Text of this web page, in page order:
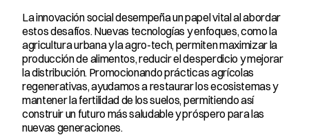
La innovación social desempeña un papel vital al abordar
estos desafíos. Nuevas tecnologías y enfoques, como la
agricultura urbana y la agro-tech, permiten maximizar la
producción de alimentos, reducir el desperdicio y mejorar
la distribución. Promocionando prácticas agrícolas
regenerativas, ayudamos a restaurar los ecosistemas y
mantener la fertilidad de los suelos, permitiendo así
construir un futuro más saludable y próspero para las
nuevas generaciones.